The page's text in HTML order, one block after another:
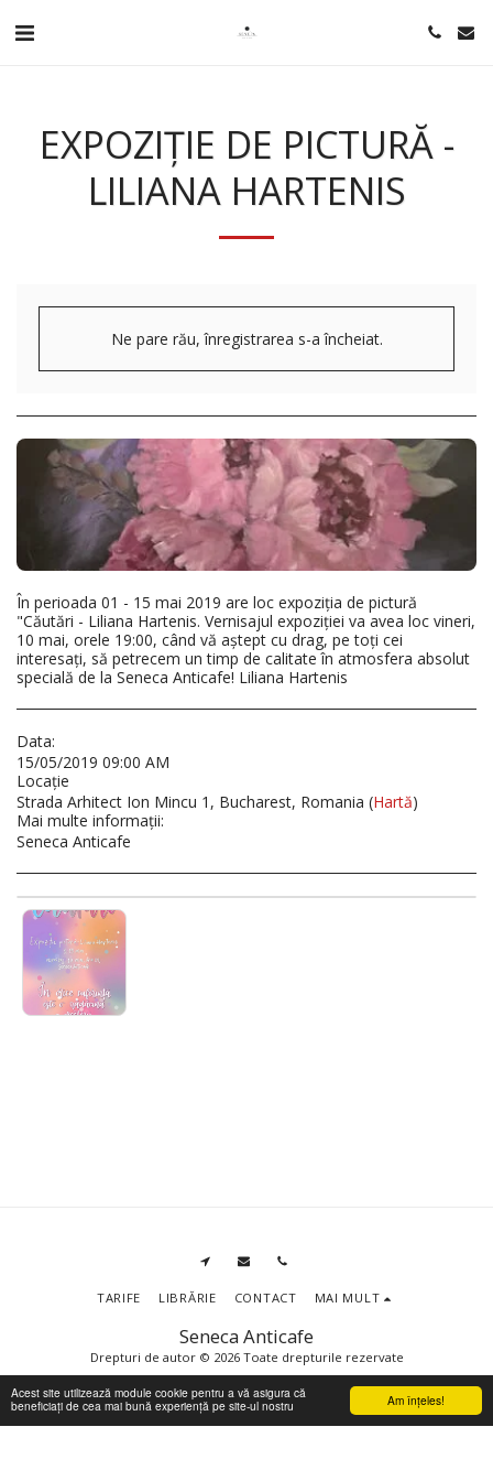
Am înţeles!
Acest site utilizează module cookie pentru a vă asigura că
beneficiați de cea mai bună experiență pe site-ul nostru
EXPOZIȚIE DE PICTURĂ -
LILIANA HARTENIS
Ne pare rău, înregistrarea s-a încheiat.
În perioada 01 - 15 mai 2019 are loc expoziția de pictură
"Căutări - Liliana Hartenis. Vernisajul expoziției va avea loc vineri,
10 mai, orele 19:00, când vă aștept cu drag, pe toți cei
interesați, să petrecem un timp de calitate în atmosfera absolut
specială de la Seneca Anticafe! Liliana Hartenis
Data:
15/05/2019 09:00 AM
Locaţie
Strada Arhitect Ion Mincu 1, Bucharest, Romania (Hartă)
Mai multe informaţii:
Seneca Anticafe
Seneca Anticafe
Drepturi de autor © 2026 Toate drepturile rezervate
Terms|Confidențialitate
TARIFE LIBRĂRIE CONTACT MAI MULT